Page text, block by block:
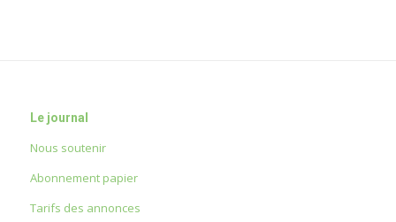
Le journal
Nous soutenir
Abonnement papier
Tarifs des annonces